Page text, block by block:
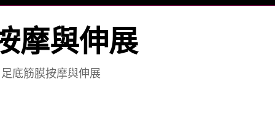
摩與伸展
底筋膜按摩與伸展